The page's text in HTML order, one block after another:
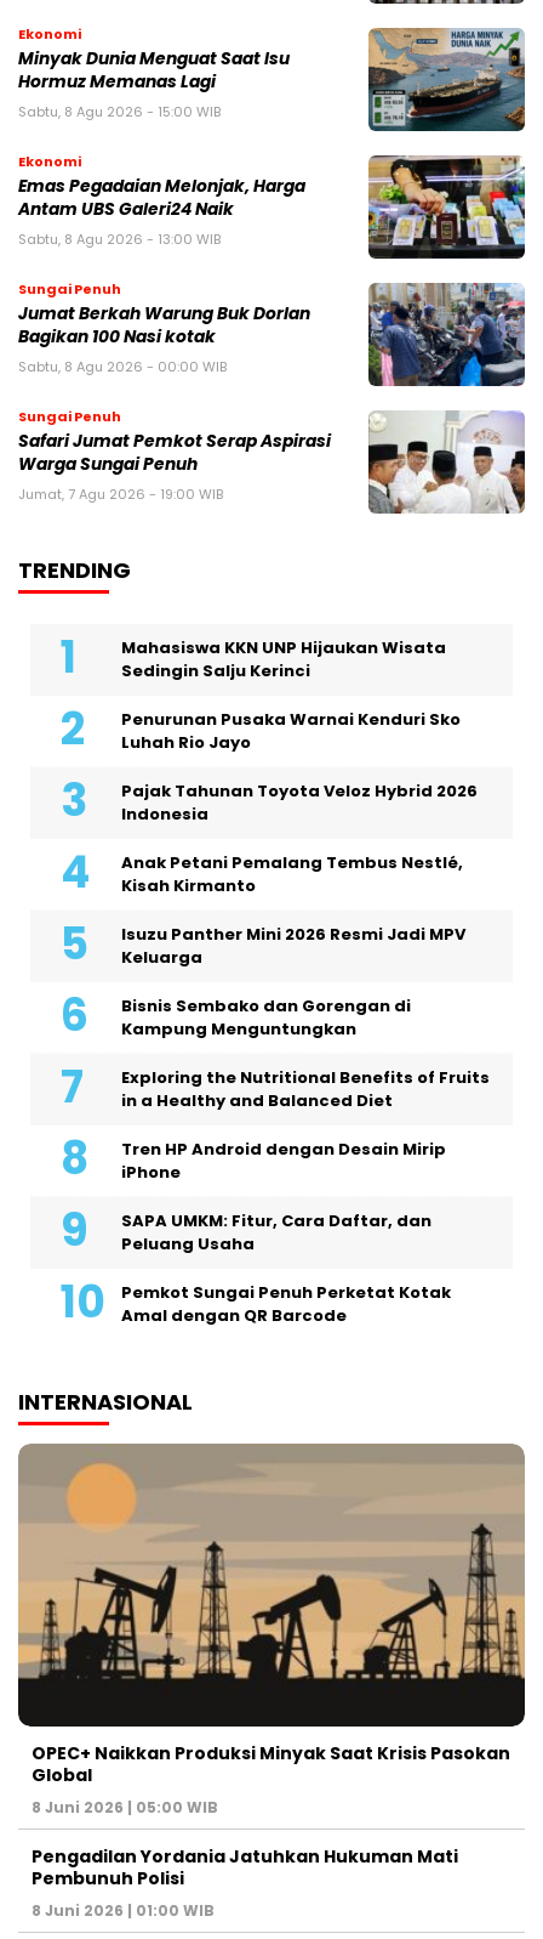
Ekonomi
Minyak Dunia Menguat Saat Isu
Hormuz Memanas Lagi
Sabtu, 8 Agu 2026 - 15:00 WIB
Ekonomi
Emas Pegadaian Melonjak, Harga
Antam UBS Galeri24 Naik
Sabtu, 8 Agu 2026 - 13:00 WIB
Sungai Penuh
Jumat Berkah Warung Buk Dorlan
Bagikan 100 Nasi kotak
Sabtu, 8 Agu 2026 - 00:00 WIB
Sungai Penuh
Safari Jumat Pemkot Serap Aspirasi
Warga Sungai Penuh
Jumat, 7 Agu 2026 - 19:00 WIB
TRENDING
Mahasiswa KKN UNP Hijaukan Wisata
Sedingin Salju Kerinci
Penurunan Pusaka Warnai Kenduri Sko
Luhah Rio Jayo
Pajak Tahunan Toyota Veloz Hybrid 2026
Indonesia
Anak Petani Pemalang Tembus Nestlé,
Kisah Kirmanto
Isuzu Panther Mini 2026 Resmi Jadi MPV
Keluarga
Bisnis Sembako dan Gorengan di
Kampung Menguntungkan
Exploring the Nutritional Benefits of Fruits
in a Healthy and Balanced Diet
Tren HP Android dengan Desain Mirip
iPhone
SAPA UMKM: Fitur, Cara Daftar, dan
Peluang Usaha
Pemkot Sungai Penuh Perketat Kotak
Amal dengan QR Barcode
INTERNASIONAL
OPEC+ Naikkan Produksi Minyak Saat Krisis Pasokan
Global
8 Juni 2026 | 05:00 WIB
Pengadilan Yordania Jatuhkan Hukuman Mati
Pembunuh Polisi
8 Juni 2026 | 01:00 WIB